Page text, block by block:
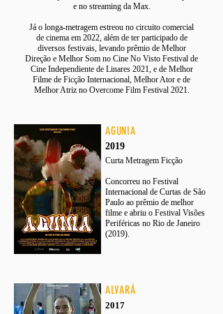
e no streaming da Max.
Já o longa-metragem estreou no circuito comercial
de cinema em 2022, além de ter participado de
diversos festivais, levando prêmio de Melhor
Direção e Melhor Som no Cine No Visto Festival de
Cine Independiente de Linares 2021, e de Melhor
Filme de Ficção Internacional, Melhor Ator e de
Melhor Atriz no Overcome Film Festival 2021.
AGUNIA
2019
Curta Metragem Ficção
Concorreu no Festival
Internacional de Curtas de São
Paulo ao prêmio de melhor
filme e abriu o Festival Visões
Periféricas no Rio de Janeiro
(2019).
ALVARÁ
2017